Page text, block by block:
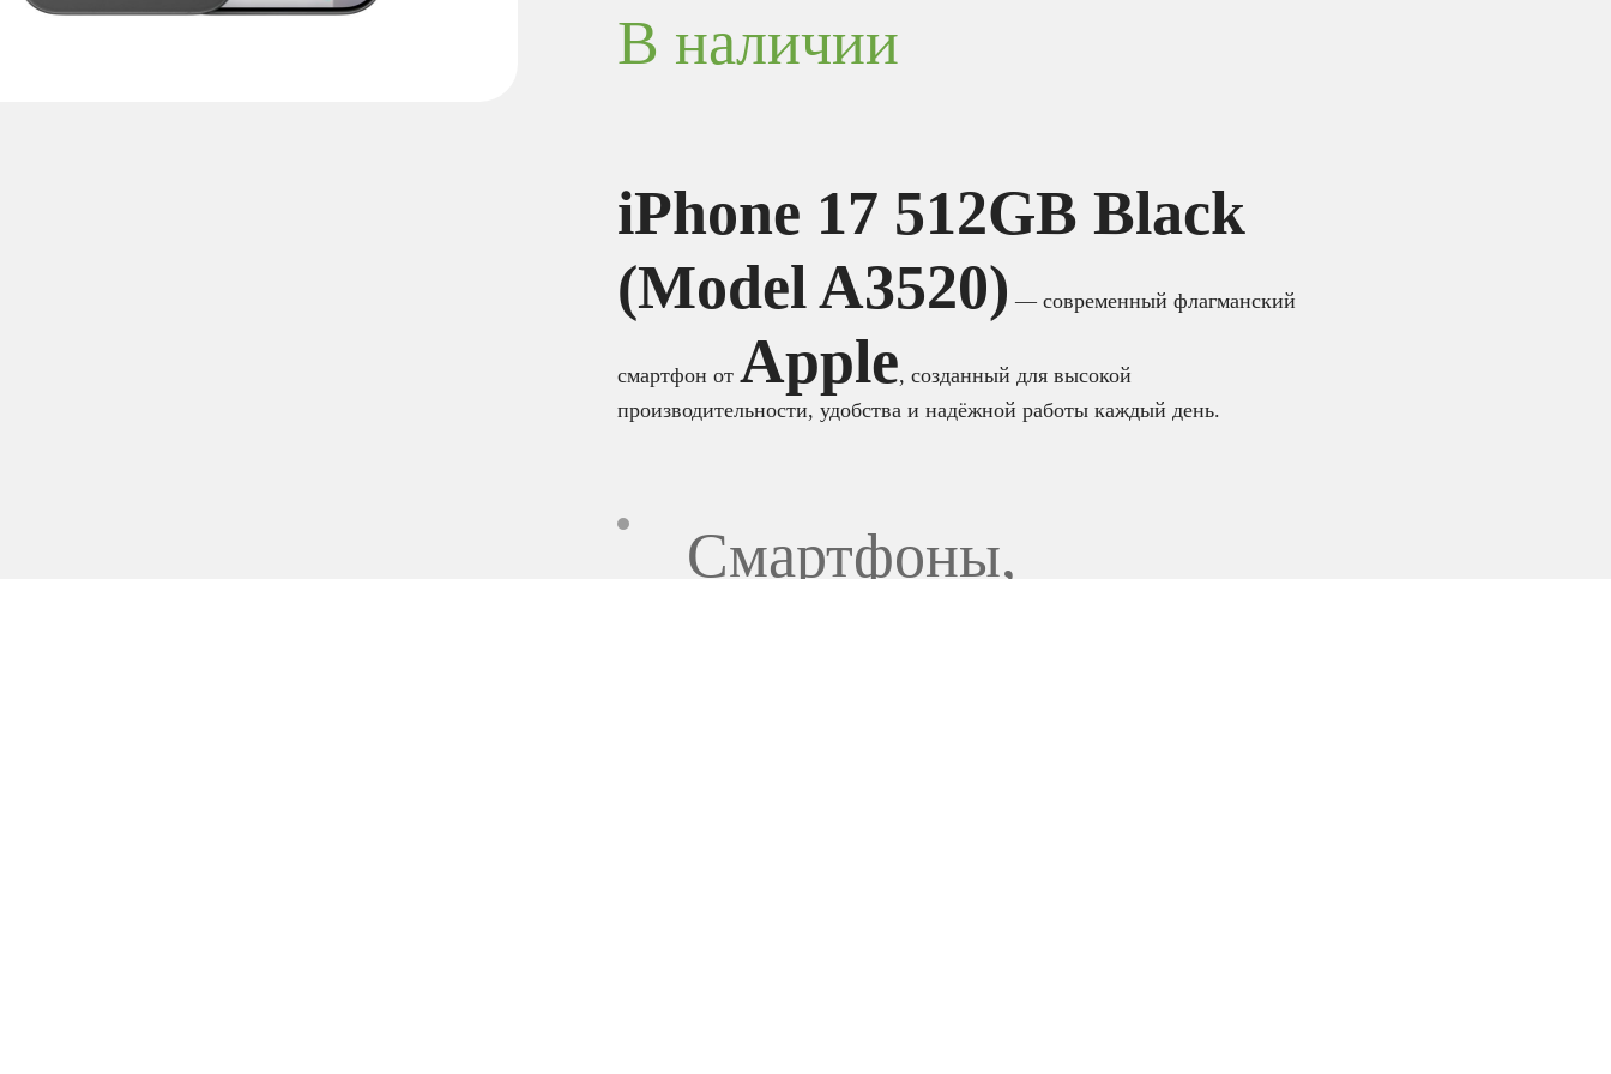
В наличии
iPhone 17 512GB Black
(Model A3520) — современный флагманский
смартфон от Apple, созданный для высокой
производительности, удобства и надёжной работы каждый день.
Смартфоны,